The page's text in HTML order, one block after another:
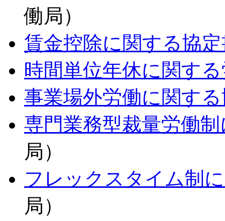
働局）
賃金控除に関する協
時間単位年休に関す
事業場外労働に関す
専門業務型裁量労働
局）
フレックスタイム制
局）